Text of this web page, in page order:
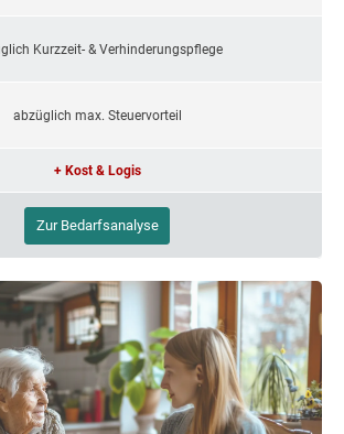
Kurzzeit- & Verhinderungspflege
abzüglich max. Steuervorteil
+ Kost & Logis
Zur Bedarfsanalyse